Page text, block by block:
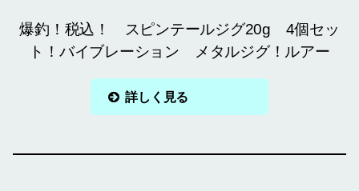
爆釣！税込！ スピンテールジグ20g 4個セッ
ト！バイブレーション メタルジグ！ルアー
詳しく見る